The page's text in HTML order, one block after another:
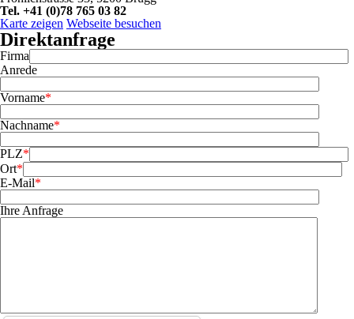
Tel. +41 (0)78 765 03 82
Karte zeigen Webseite besuchen
Direktanfrage
Firma
Anrede
Vorname*
Pflichtfeld
Nachname*
Pflichtfeld
PLZ*
Pflichtfeld
Ort*
Pflichtfeld
E-Mail*
Pflichtfeld
Ihre Anfrage